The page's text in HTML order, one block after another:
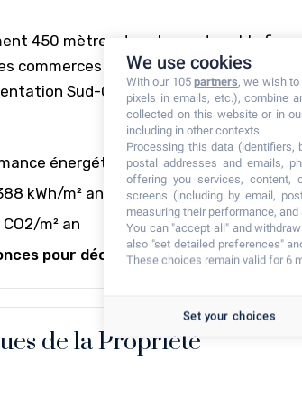
450 mètres
des plages de sable fin.
commerces et restaurants se trouvent
Sud-Ouest garantit un
énergétique
kWh/m² an
m² an
pour découvrir d’autres villas en
de la Propriété
We use cookies
With our 105partners, we wish
pixels in emails, etc.), combine
collected on this website or in
including in other contexts.
Processing this data (identifiers,
postal addresses and emails,
offering you services, content,
screens (including by email,
measuring their performance,
You can "accept all" and
also "set detailed preferences"
These choices remain valid for 6
Set your choices